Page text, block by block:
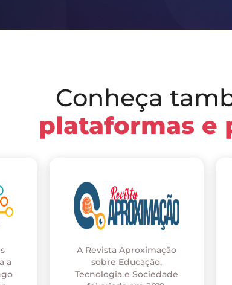
Conheça
plataformas e
a
A Revista Aproximação
sobre Educação,
Tecnologia e Sociedade